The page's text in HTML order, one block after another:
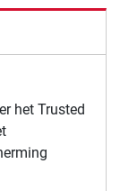
het Trusted